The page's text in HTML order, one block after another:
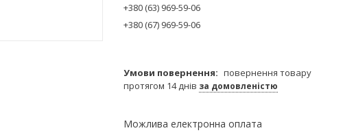
+380 (63) 969-59-06
+380 (67) 969-59-06
повернення товару
протягом 14 днів за домовленістю